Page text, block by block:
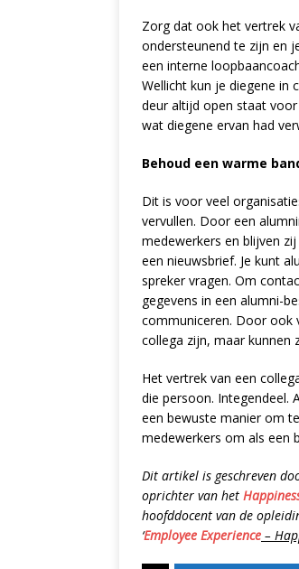
Zorg dat ook het vertrek
ondersteunend te zijn en
een interne
Wellicht kun je diegene in
deur altijd open staat
wat diegene ervan had
Behoud een warme
Dit is voor veel
vervullen. Door een
medewerkers en blijven
een nieuwsbrief. Je kunt
spreker vragen. Om
gegevens in een alumni-
communiceren. Door ook
collega zijn, maar kunnen
Het vertrek van een
die persoon. Integendeel.
een bewuste manier om
medewerkers om als een
Dit artikel is geschreven
oprichter van het
hoofddocent van de
‘Employee Experience –